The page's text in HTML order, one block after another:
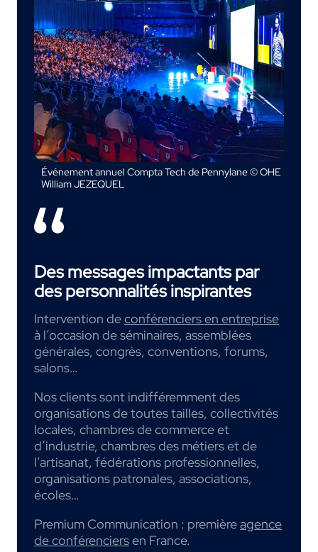
Événement annuel Compta Tech de Pennylane © OHE
William JEZEQUEL
Des messages impactants par
des personnalités inspirantes
Intervention deconférenciers en entreprise
à l’occasion de séminaires, assemblées
générales, congrès, conventions, forums,
salons…
Nos clients sont indifféremment des
organisations de toutes tailles, collectivités
locales, chambres de commerce et
d’industrie, chambres des métiers et de
l’artisanat, fédérations professionnelles,
organisations patronales, associations,
écoles…
Premium Communication : premièreagence
de conférenciersen France.